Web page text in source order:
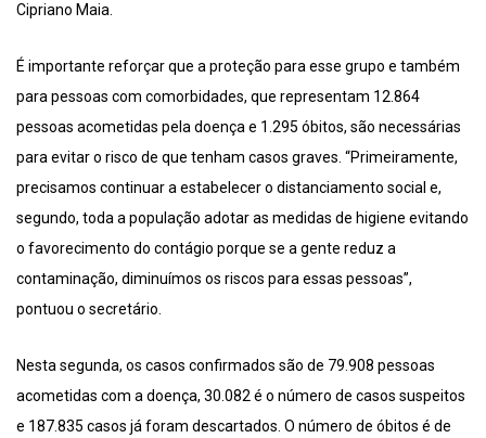
Cipriano Maia.
É importante reforçar que a proteção para esse grupo e também
para pessoas com comorbidades, que representam 12.864
pessoas acometidas pela doença e 1.295 óbitos, são necessárias
para evitar o risco de que tenham casos graves. “Primeiramente,
precisamos continuar a estabelecer o distanciamento social e,
segundo, toda a população adotar as medidas de higiene evitando
o favorecimento do contágio porque se a gente reduz a
contaminação, diminuímos os riscos para essas pessoas”,
pontuou o secretário.
Nesta segunda, os casos confirmados são de 79.908 pessoas
acometidas com a doença, 30.082 é o número de casos suspeitos
e 187.835 casos já foram descartados. O número de óbitos é de